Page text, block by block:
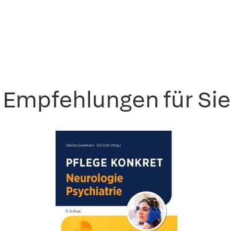
Empfehlungen für Sie